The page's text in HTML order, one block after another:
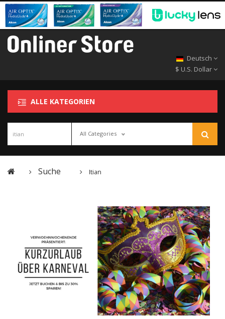
Deutsch
$ U.S. Dollar
ALLE KATEGORIEN
All Categories
Suche Itian